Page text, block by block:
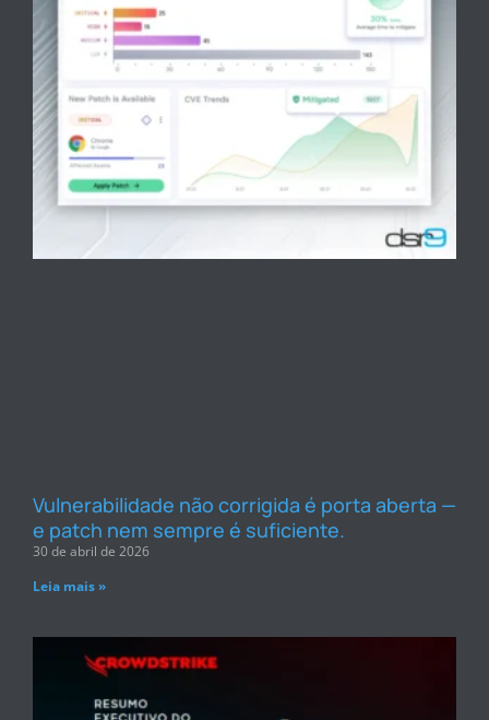
Vulnerabilidade não corrigida é porta aberta —
e patch nem sempre é suficiente.
30 de abril de 2026
Leia mais »